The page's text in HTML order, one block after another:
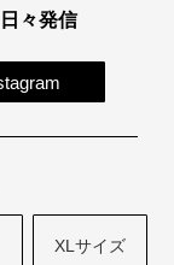
々発信
XLサイズ